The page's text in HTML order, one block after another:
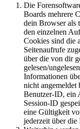
Die
Boards mehrere
dein Browser als
den einzelnen
Cookies sind die
Seitenaufrufe
über die von dir
gelesen/
Informationen
nicht angemeldet
Benutzer-ID, ein
Session-ID
eine Gültigkeit
jederzeit über